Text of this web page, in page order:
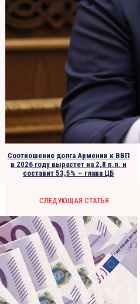
Соотношение долга Армении к ВВП
в 2026 году вырастет на 2,8 п.п. и
составит 53,5% — глава ЦБ
СЛЕДУЮЩАЯ СТАТЬЯ